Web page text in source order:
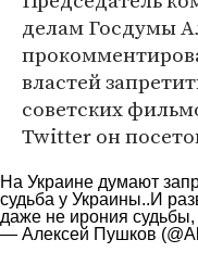
делам Госдумы
властей
советских
Twitter он
На Украине думают
судьба у Украины..И
даже не ирония судьбы,
— Алексей Пушков